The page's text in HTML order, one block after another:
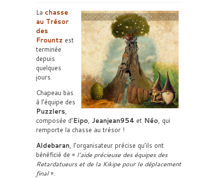
La chasse
au Trésor
des
Frountz est
terminée
depuis
quelques
jours.
Chapeau bas
à l’équipe des
Puzzlers,
composée d’Eipo, Jeanjean954 et Néo, qui
remporte la chasse au trésor !
Aldebaran, l’organisateur précise qu’ils ont
bénéficié de « l’aide précieuse des équipes des
Retardatueurs et de la Kikipe pour le déplacement
final».